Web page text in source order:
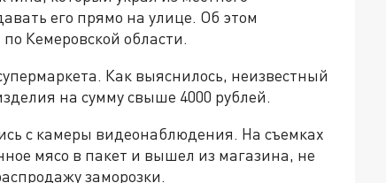
его прямо на улице. Об этом
Кемеровской области.
Как выяснилось, неизвестный
на сумму свыше 4000 рублей.
с камеры видеонаблюдения. На съемках
мясо в пакет и вышел из магазина, не
заморозки.